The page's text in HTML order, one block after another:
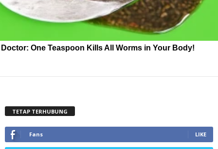
Doctor: One Teaspoon Kills All Worms in Your Body!
TETAP TERHUBUNG
Fans LIKE